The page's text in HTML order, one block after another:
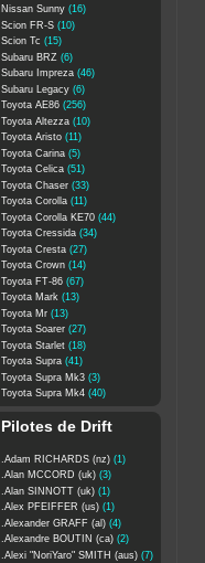
Nissan Sunny (16)
Scion FR-S (10)
Scion Tc (15)
Subaru BRZ (6)
Subaru Impreza (46)
Subaru Legacy (6)
Toyota AE86 (256)
Toyota Altezza (10)
Toyota Aristo (11)
Toyota Carina (5)
Toyota Celica (51)
Toyota Chaser (33)
Toyota Corolla (11)
Toyota Corolla KE70 (44)
Toyota Cressida (34)
Toyota Cresta (27)
Toyota Crown (14)
Toyota FT-86 (67)
Toyota Mark (13)
Toyota Mr (13)
Toyota Soarer (27)
Toyota Starlet (18)
Toyota Supra (41)
Toyota Supra Mk3 (3)
Toyota Supra Mk4 (40)
Pilotes de Drift
.Adam RICHARDS (nz) (1)
.Alan MCCORD (uk) (3)
.Alan SINNOTT (uk) (1)
.Alex PFEIFFER (us) (1)
.Alexander GRAFF (al) (4)
.Alexandre BOUTIN (ca) (2)
.Alexi "NoriYaro" SMITH (aus) (7)